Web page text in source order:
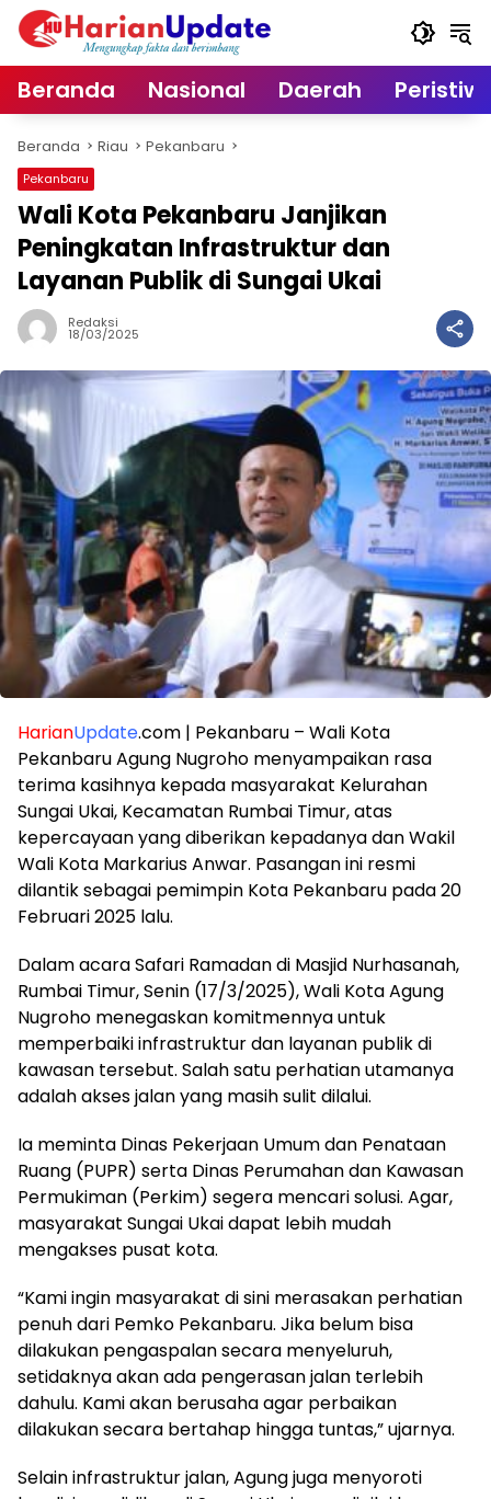
Langsung
Beranda Nasional Daerah
Beranda Riau Pekanbaru
Pekanbaru
Wali Kota Pekanbaru Janjikan
Peningkatan Infrastruktur dan
Layanan Publik di Sungai Ukai
Redaksi
18/03/2025
HarianUpdate.com | Pekanbaru – Wali Kota
Pekanbaru Agung Nugroho menyampaikan rasa
terima kasihnya kepada masyarakat Kelurahan
Sungai Ukai, Kecamatan Rumbai Timur, atas
kepercayaan yang diberikan kepadanya dan Wakil
Wali Kota Markarius Anwar. Pasangan ini resmi
dilantik sebagai pemimpin Kota Pekanbaru pada 20
Februari 2025 lalu.
Dalam acara Safari Ramadan di Masjid Nurhasanah,
Rumbai Timur, Senin (17/3/2025), Wali Kota Agung
Nugroho menegaskan komitmennya untuk
memperbaiki infrastruktur dan layanan publik di
kawasan tersebut. Salah satu perhatian utamanya
adalah akses jalan yang masih sulit dilalui.
Ia meminta Dinas Pekerjaan Umum dan Penataan
Ruang (PUPR) serta Dinas Perumahan dan Kawasan
Permukiman (Perkim) segera mencari solusi. Agar,
masyarakat Sungai Ukai dapat lebih mudah
mengakses pusat kota.
“Kami ingin masyarakat di sini merasakan perhatian
penuh dari Pemko Pekanbaru. Jika belum bisa
dilakukan pengaspalan secara menyeluruh,
setidaknya akan ada pengerasan jalan terlebih
dahulu. Kami akan berusaha agar perbaikan
dilakukan secara bertahap hingga tuntas,” ujarnya.
Selain infrastruktur jalan, Agung juga menyoroti